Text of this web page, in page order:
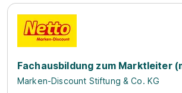
Fachausbildung zum Marktleiter
Marken-Discount Stiftung & Co. KG